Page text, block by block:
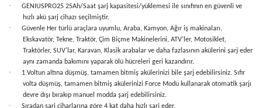
·
GENIUSPRO25 25Ah/Saat şarj kapasitesi/yüklemesi ile sınıfının en güvenli ve
hızlı akü şarj cihazı seçilmiştir.
·
Güvenle Her türlü araçlara uyumlu, Araba, Kamyon, Ağır iş makinaları,
Ekskavatör, Tekne, Traktör, Çim Biçme Makinelerini, ATV'ler, Motosiklet,
Traktörler, SUV'lar, Karavan, Klasik arabalar ve daha fazlasının akülerini şarj eder
aynı zamanda bakımını yaparak ölü hücreleri geri kazandırır.
·
1 Voltun altına düşmüş, tamamen bitmiş akülerinizi bile şarj edebilirsiniz. Sıfır
volta düşmüş, tamamen bitmiş akülerinizi Force Modu kullanarak otomatik şarjı
devre dışı bırakıp manuel modda şarj edebilirsiniz.
· Sıradan şarj ciharlarına göre 4 kat daha hızlı şarj eder,